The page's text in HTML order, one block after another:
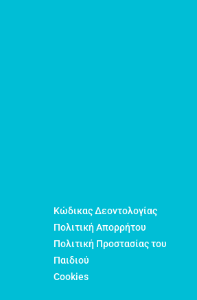
Κώδικας Δεοντολογίας
Πολιτική Απορρήτου
Πολιτική Προστασίας του
Παιδιού
Cookies